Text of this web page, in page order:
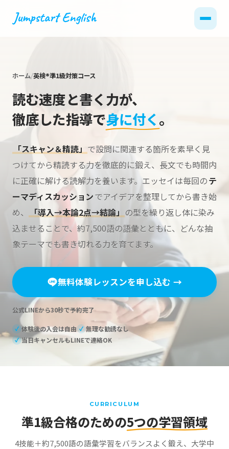
ホーム 英検®準1級対策コース
読む速度と書く力が、
徹底した指導で身に付く。
「スキャン＆精読」 で設問に関連する箇所を素早く見
つけてから精読する力を徹底的に鍛え、長文でも時間内
に正確に解ける読解力を養います。エッセイは毎回のテ
ーマディスカッションでアイデアを整理してから書き始
め、
「導入→本論2点→結論」 の型を繰り返し体に染み
込ませることで、約7,500語の語彙とともに、どんな抽
象テーマでも書き切れる力を育てます。
無料体験レッスンを申し込む →
公式LINEから30秒で予約完了
✓ 体験後の入会は自由 ✓ 無理な勧誘なし
✓ 当日キャンセルもLINEで連絡OK
CURRICULUM
準1級合格のための5つの学習領域
4技能＋約7,500語の語彙学習をバランスよく鍛え、大学中